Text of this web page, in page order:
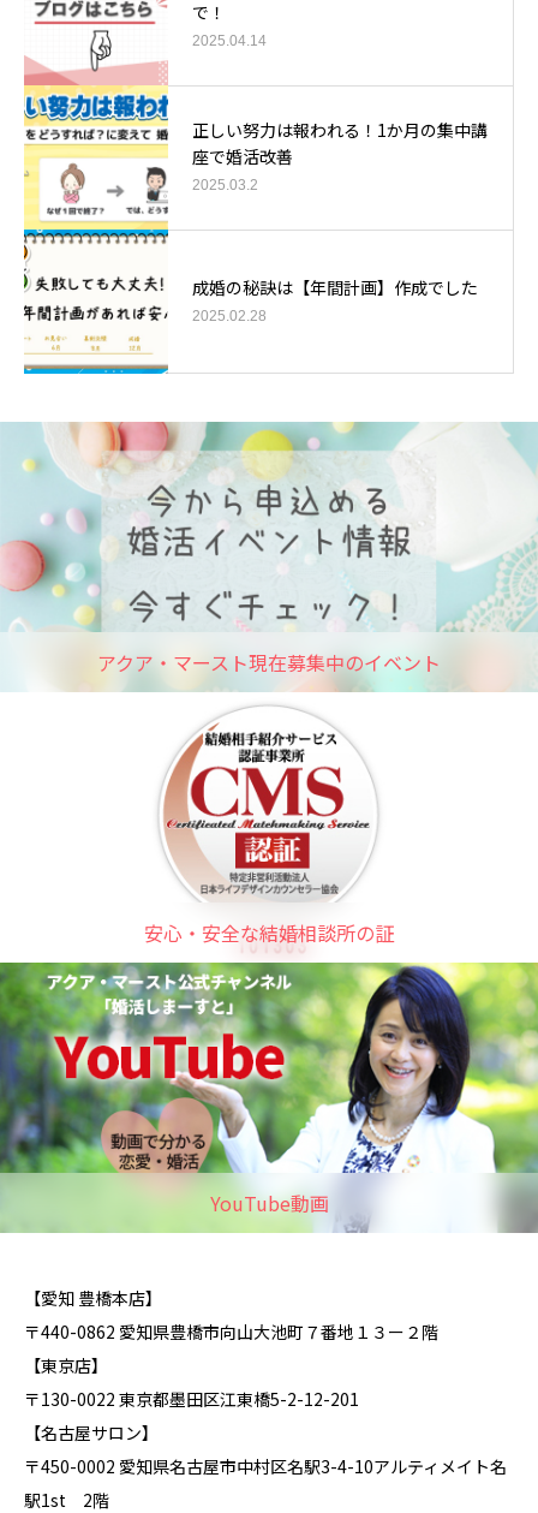
で！
2025.04.14
正しい努力は報われる！1か月の集中講
座で婚活改善
2025.03.2
成婚の秘訣は【年間計画】作成でした
2025.02.28
アクア・マースト現在募集中のイベント
安心・安全な結婚相談所の証
YouTube動画
【愛知 豊橋本店】
〒440-0862 愛知県豊橋市向山大池町７番地１３ー２階
【東京店】
〒130-0022 東京都墨田区江東橋5-2-12-201
【名古屋サロン】
〒450-0002 愛知県名古屋市中村区名駅3-4-10アルティメイト名
駅1st 2階